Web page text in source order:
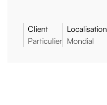
Client
Particulier
Localisation
Mondial